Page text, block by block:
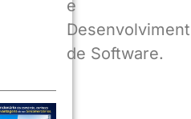
e
de Software.